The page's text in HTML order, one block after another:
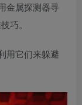
金属探测器寻
巧。
用它们来躲避